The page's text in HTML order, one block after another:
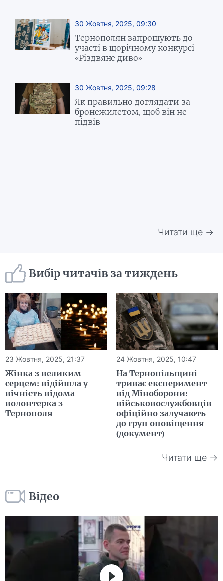
30 Жовтня, 2025, 09:30
Тернополян запрошують до
участі в щорічному конкурсі
«Різдвяне диво»
30 Жовтня, 2025, 09:28
Як правильно доглядати за
бронежилетом, щоб він не
підвів
Читати ще →
Вибір читачів за тиждень
23 Жовтня, 2025, 21:37
Жінка з великим
серцем: відійшла у
вічність відома
волонтерка з
Тернополя
24 Жовтня, 2025, 10:47
На Тернопільщині
триває експеримент
від Міноборони:
військовослужбовців
офіційно залучають
до груп оповіщення
(документ)
Читати ще →
Відео